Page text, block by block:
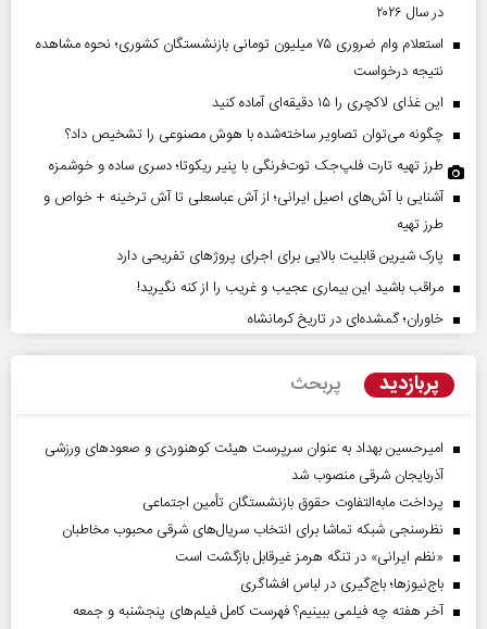
در سال ۲۰۲۶
استعلام وام ضروری ۷۵ میلیون تومانی بازنشستگان کشوری؛ نحوه مشاهده
نتیجه درخواست
این غذای لاکچری را ۱۵ دقیقه‌ای آماده کنید
چگونه می‌توان تصاویر ساخته‌شده با هوش مصنوعی را تشخیص داد؟
طرز تهیه تارت فلپ‌جک توت‌فرنگی با پنیر ریکوتا؛ دسری ساده و خوشمزه
آشنایی با آش‌های اصیل ایرانی؛ از آش عباسعلی تا آش ترخینه + خواص و
طرز تهیه
پارک شیرین قابلیت‌ بالایی برای اجرای پروژهای تفریحی دارد
مراقب باشید این بیماری عجیب و غریب را از کنه نگیرید!
خاوران؛ گمشده‌ای در تاریخ کرمانشاه
پربازدید پربحث
امیرحسین بهداد به عنوان سرپرست هیئت کوهنوردی و صعودهای ورزشی
آذربایجان شرقی منصوب شد
پرداخت مابه‌التفاوت حقوق بازنشستگان تأمین اجتماعی
نظرسنجی شبکه تماشا برای انتخاب سریال‌های شرقی محبوب مخاطبان
«نظم ایرانی» در تنگه هرمز غیرقابل بازگشت است
باج‌نیوزها؛ باج‌گیری در لباس افشاگری
آخر هفته چه فیلمی ببینیم؟ فهرست کامل فیلم‌های پنجشنبه و جمعه